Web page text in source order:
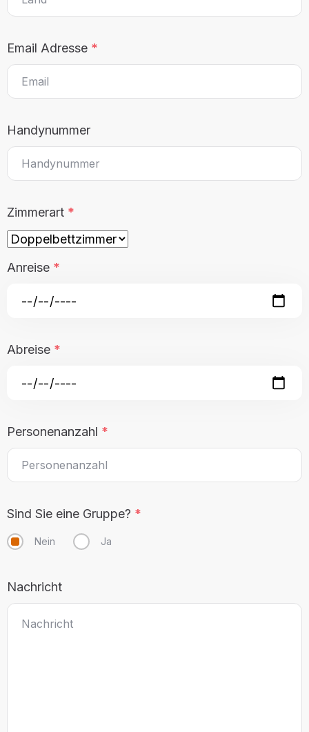
Email Adresse *
Handynummer
Zimmerart *
Anreise *
Abreise *
Personenanzahl *
Sind Sie eine Gruppe? *
Nein Ja
Nachricht
Anreise